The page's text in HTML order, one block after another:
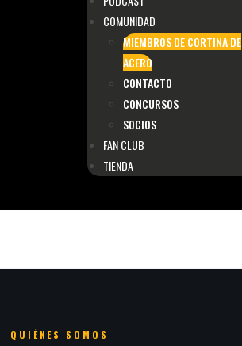
COMUNIDAD
MIEMBROS DE CORTINA DE
ACERO
CONTACTO
CONCURSOS
SOCIOS
FAN CLUB
TIENDA
QUIÉNES SOMOS